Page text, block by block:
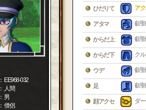
： EE968-032
： 人間
： 男
： 僧侶
ひだりて ア
アタマ 叡
からだ上 叡
からだ下 ク
ウデ 叡
足 叡
顔アクセ ダ